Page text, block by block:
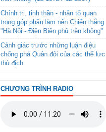
Chính trị, tinh thần - nhân tố quan
trọng góp phần làm nên Chiến thắng
"Hà Nội - Điện Biên phủ trên không"
Cảnh giác trước những luận điệu
chống phá Quân đội của các thế lực
thù địch
CHƯƠNG TRÌNH RADIO